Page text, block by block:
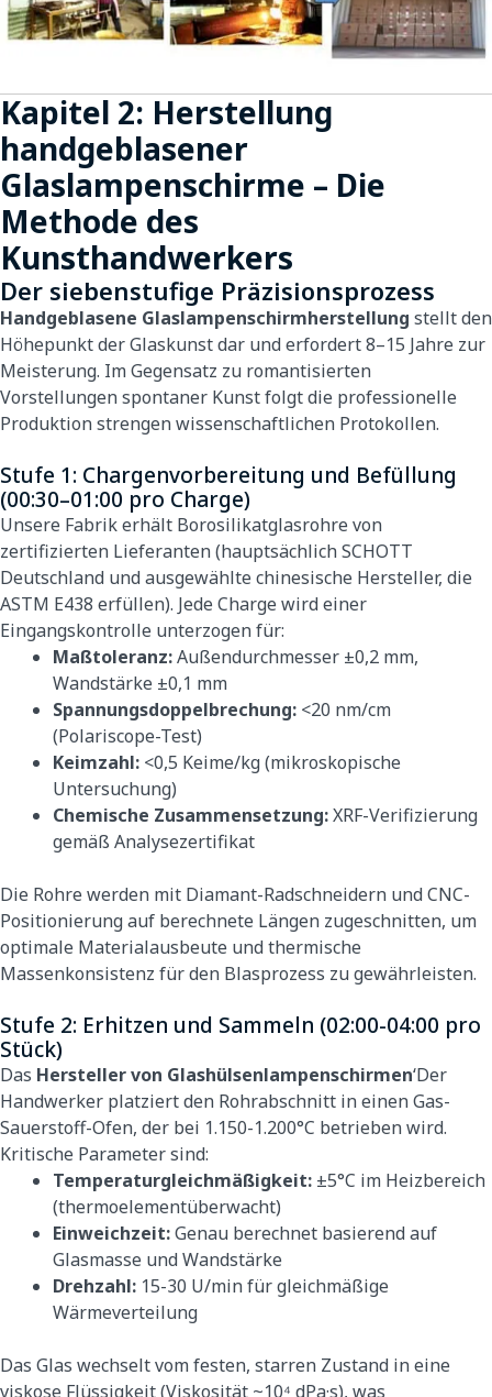
Kapitel 2: Herstellung
handgeblasener
Glaslampenschirme – Die
Methode des
Kunsthandwerkers
Der siebenstufige Präzisionsprozess
Handgeblasene Glaslampenschirmherstellung stellt den
Höhepunkt der Glaskunst dar und erfordert 8–15 Jahre zur
Meisterung. Im Gegensatz zu romantisierten
Vorstellungen spontaner Kunst folgt die professionelle
Produktion strengen wissenschaftlichen Protokollen.
Stufe 1: Chargenvorbereitung und Befüllung
(00:30–01:00 pro Charge)
Unsere Fabrik erhält Borosilikatglasrohre von
zertifizierten Lieferanten (hauptsächlich SCHOTT
Deutschland und ausgewählte chinesische Hersteller, die
ASTM E438 erfüllen). Jede Charge wird einer
Eingangskontrolle unterzogen für:
Maßtoleranz:Außendurchmesser ±0,2 mm,
Wandstärke ±0,1 mm
Spannungsdoppelbrechung: <20 nm/cm
(Polariscope-Test)
Keimzahl: <0,5 Keime/kg (mikroskopische
Untersuchung)
Chemische Zusammensetzung:XRF-Verifizierung
gemäß Analysezertifikat
Die Rohre werden mit Diamant-Radschneidern und CNC-
Positionierung auf berechnete Längen zugeschnitten, um
optimale Materialausbeute und thermische
Massenkonsistenz für den Blasprozess zu gewährleisten.
Stufe 2: Erhitzen und Sammeln (02:00-04:00 pro
Stück)
Das Hersteller von Glashülsenlampenschirmen‘Der
Handwerker platziert den Rohrabschnitt in einen Gas-
Sauerstoff-Ofen, der bei 1.150-1.200°C betrieben wird.
Kritische Parameter sind:
Temperaturgleichmäßigkeit: ±5°C im Heizbereich
(thermoelementüberwacht)
Einweichzeit:Genau berechnet basierend auf
Glasmasse und Wandstärke
Drehzahl: 15-30 U/min für gleichmäßige
Wärmeverteilung
Das Glas wechselt vom festen, starren Zustand in eine
viskose Flüssigkeit (Viskosität ~10⁴ dPa·s), was